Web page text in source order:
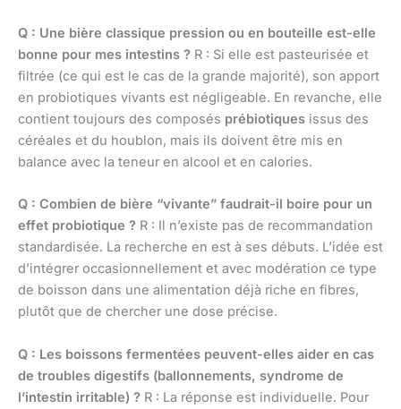
Q : Une bière classique pression ou en bouteille est-elle
bonne pour mes intestins ? R : Si elle est pasteurisée et
filtrée (ce qui est le cas de la grande majorité), son apport
en probiotiques vivants est négligeable. En revanche, elle
contient toujours des composés prébiotiques issus des
céréales et du houblon, mais ils doivent être mis en
balance avec la teneur en alcool et en calories.
Q : Combien de bière “vivante” faudrait-il boire pour un
effet probiotique ? R : Il n’existe pas de recommandation
standardisée. La recherche en est à ses débuts. L’idée est
d’intégrer occasionnellement et avec modération ce type
de boisson dans une alimentation déjà riche en fibres,
plutôt que de chercher une dose précise.
Q : Les boissons fermentées peuvent-elles aider en cas
de troubles digestifs (ballonnements, syndrome de
l’intestin irritable) ? R : La réponse est individuelle. Pour